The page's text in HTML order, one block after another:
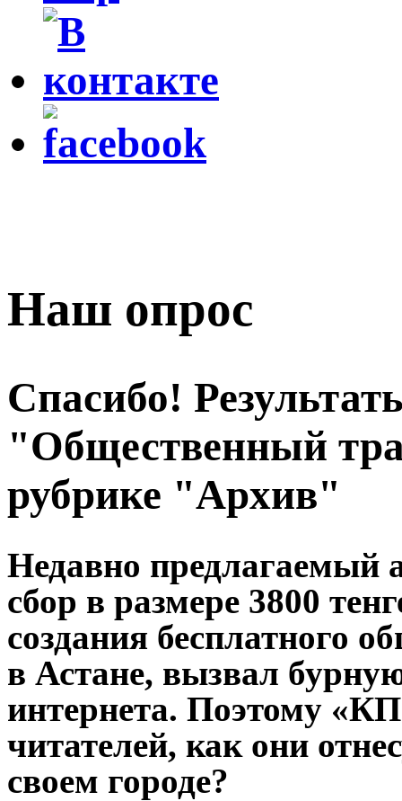
Наш опрос
Спасибо!
"Общественный
рубрике "Архив"
Недавно
сбор в размере 3800
создания бесплатного
в Астане, вызвал
интернета. Поэтому
читателей, как они
своем городе?